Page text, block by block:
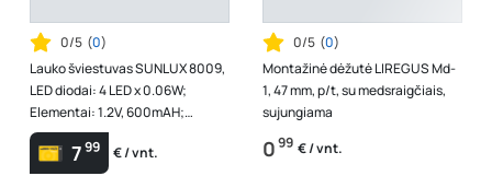
0/5 (0)
Lauko šviestuvas SUNLUX 8009,
LED diodai: 4 LED x 0.06W;
Elementai: 1.2V, 600mAH;
Švietimo spalva: Balta;
Korpusas: Plas...
799 € / vnt.
0/5 (0)
Montažinė dėžutė LIREGUS Md-
1, 47 mm, p/t, su medsraigčiais,
sujungiama
099 € / vnt.